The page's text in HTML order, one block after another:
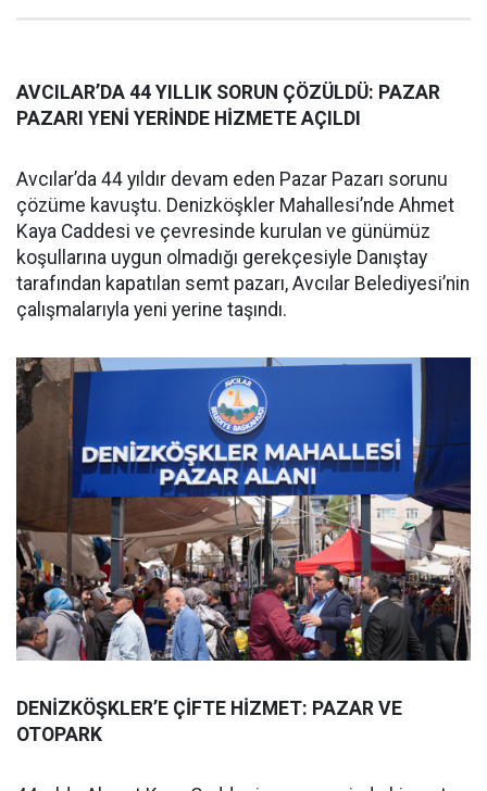
AVCILAR’DA 44 YILLIK SORUN ÇÖZÜLDÜ: PAZAR
PAZARI YENİ YERİNDE HİZMETE AÇILDI
Avcılar’da 44 yıldır devam eden Pazar Pazarı sorunu
çözüme kavuştu. Denizköşkler Mahallesi’nde Ahmet
Kaya Caddesi ve çevresinde kurulan ve günümüz
koşullarına uygun olmadığı gerekçesiyle Danıştay
tarafından kapatılan semt pazarı, Avcılar Belediyesi’nin
çalışmalarıyla yeni yerine taşındı.
DENİZKÖŞKLER’E ÇİFTE HİZMET: PAZAR VE
OTOPARK